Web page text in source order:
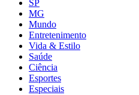
SP
MG
Mundo
Entretenimento
Vida & Estilo
Saúde
Ciência
Esportes
Especiais